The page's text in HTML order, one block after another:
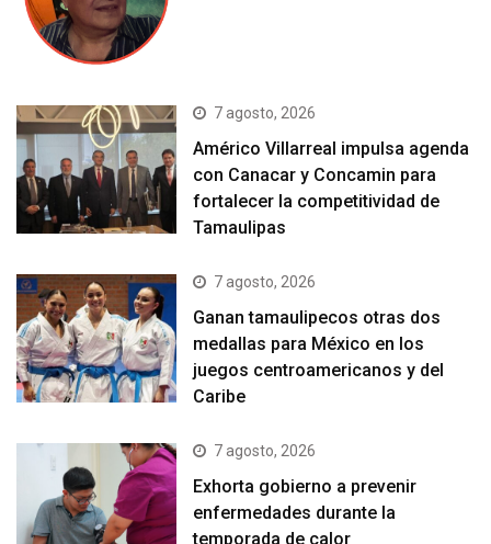
7 agosto, 2026
Américo Villarreal impulsa agenda
con Canacar y Concamin para
fortalecer la competitividad de
Tamaulipas
7 agosto, 2026
Ganan tamaulipecos otras dos
medallas para México en los
juegos centroamericanos y del
Caribe
7 agosto, 2026
Exhorta gobierno a prevenir
enfermedades durante la
temporada de calor